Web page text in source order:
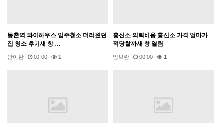
등촌역 와이하우스 입주청소 더러웠던
집 청소 후기새 창 …
안아란 00-00 1
흥신소 의뢰비용 흥신소 가격 얼마가
적당할까새 창 열림
임보란 00-00 1